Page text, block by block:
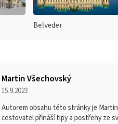
Belveder
Martin Všechovský
15.9.2023
Autorem obsahu této stránky je
cestovatel přináší tipy a postřehy ze